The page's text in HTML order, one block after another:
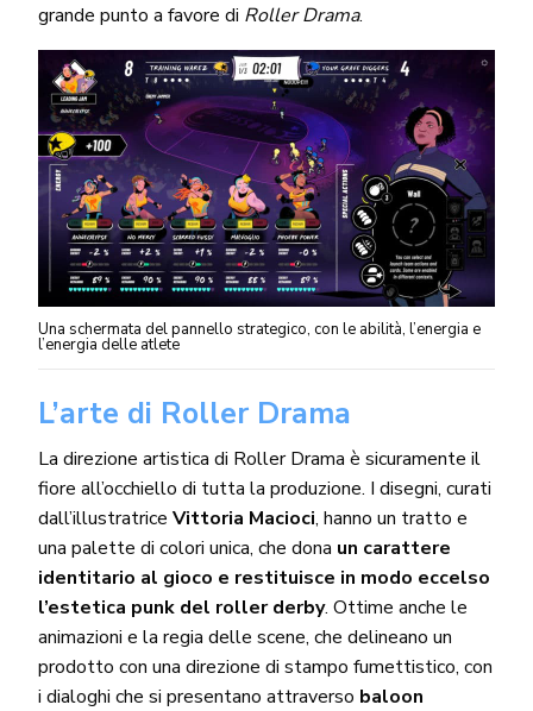
grande punto a favore di Roller Drama.
Una schermata del pannello strategico, con le abilità, l’energia e
l’energia delle atlete
L’arte di Roller Drama
La direzione artistica di Roller Drama è sicuramente il
fiore all’occhiello di tutta la produzione. I disegni, curati
dall’illustratrice Vittoria Macioci, hanno un tratto e
una palette di colori unica, che dona un carattere
identitario al gioco e restituisce in modo eccelso
l’estetica punk del roller derby. Ottime anche le
animazioni e la regia delle scene, che delineano un
prodotto con una direzione di stampo fumettistico, con
i dialoghi che si presentano attraverso baloon